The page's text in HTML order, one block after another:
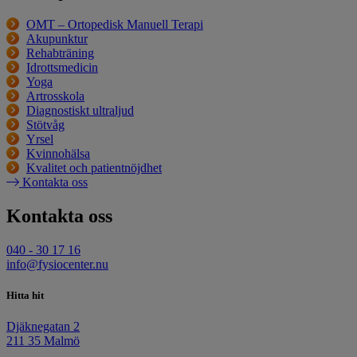
OMT – Ortopedisk Manuell Terapi
Akupunktur
Rehabträning
Idrottsmedicin
Yoga
Artrosskola
Diagnostiskt ultraljud
Stötvåg
Yrsel
Kvinnohälsa
Kvalitet och patientnöjdhet
Kontakta oss
Kontakta oss
040 - 30 17 16
info@fysiocenter.nu
Hitta hit
Djäknegatan 2
211 35 Malmö